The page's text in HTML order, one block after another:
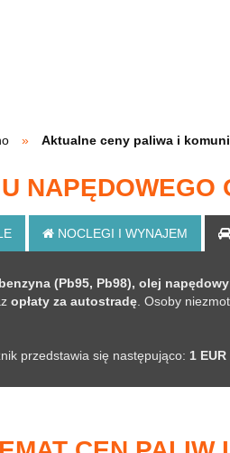
Aktualne ceny paliwa i
NOCLEGI I WYNAJEM
benzyna (Pb95, Pb98), olej napędowy
opłaty za autostradę . Osoby
przedstawia się następująco: 1